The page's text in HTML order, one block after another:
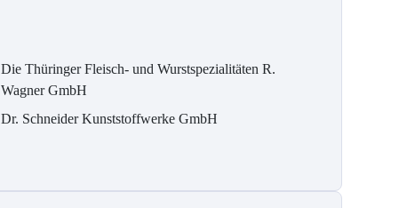
Die Thüringer Fleisch- und Wurstspezialitäten R.
Wagner GmbH
Dr. Schneider Kunststoffwerke GmbH